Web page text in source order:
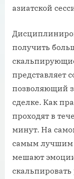
азиатской
получить
представляет
позволяющий
сделке. Как
проходят в
минут. На
самым лучшим
мешают